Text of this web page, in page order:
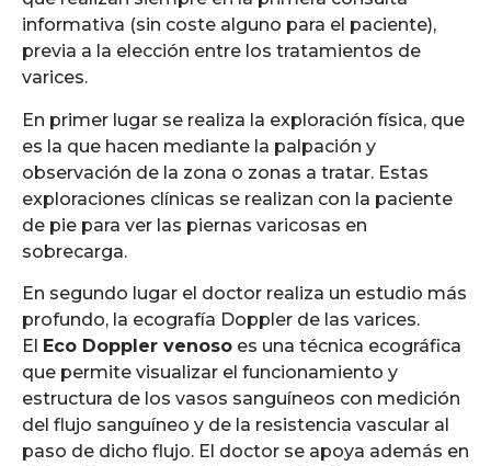
informativa (sin coste alguno para el paciente),
previa a la elección entre los tratamientos de
varices.
En primer lugar se realiza la exploración física, que
es la que hacen mediante la palpación y
observación de la zona o zonas a tratar. Estas
exploraciones clínicas se realizan con la paciente
de pie para ver las piernas varicosas en
sobrecarga.
En segundo lugar el doctor realiza un estudio más
profundo, la ecografía Doppler de las varices.
El Eco Doppler venoso es una técnica ecográfica
que permite visualizar el funcionamiento y
estructura de los vasos sanguíneos con medición
del flujo sanguíneo y de la resistencia vascular al
paso de dicho flujo. El doctor se apoya además en